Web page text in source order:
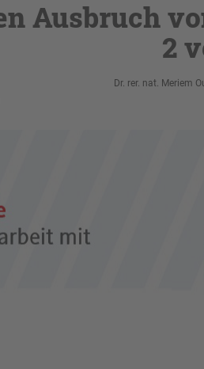
Ausbruch
2
Dr. rer. nat. Meriem